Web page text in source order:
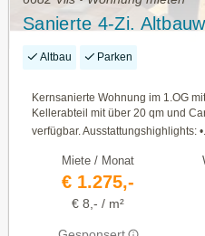
Sanierte 4-Zi.
Altbau Parken
Kernsanierte Wohnung im 1.OG
Kellerabteil mit über 20 qm und
verfügbar. Ausstattungshighlights:
Miete / Monat
€ 1.275,-
€ 8,- / m²